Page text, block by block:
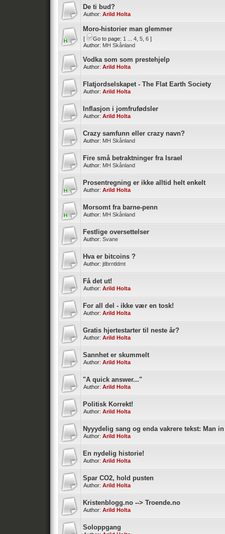
De ti bud?
Author: Arild Holta
Moro-historier man glemmer
[ Go to page: 1 4 5 6 ]
Author: MH Skånland
Vodka som som prestehjelp
Author: Arild Holta
Flatjordselskapet - The Flat Earth Society
Author: Arild Holta
Inflasjon i jomfrufødsler
Author: Arild Holta
Crazy samfunn eller crazy navn?
Author: MH Skånland
Fire små betraktninger fra Israel
Author: MH Skånland
Prosentregning er ikke alltid helt enkelt
Author: Arild Holta
Morsomt fra barne-penn
Author: MH Skånland
Festlige oversettelser
Author: Svane
Hva er bitcoins ?
Author: jtlbrntldmt
Få det ut!
Author: Arild Holta
For all del - ikke vær en tosk!
Author: Arild Holta
Gratis hjertestarter til neste år?
Author: Arild Holta
Sannhet er skummelt
Author: Arild Holta
"A quick answer..."
Author: Arild Holta
Politisk Korrekt!
Author: Arild Holta
Nyyydelig sang og enda vakrere tekst: Man
Author: Arild Holta
En nydelig historie!
Author: Arild Holta
Spar CO2, hold pusten
Author: Arild Holta
Kristenblogg.no --> Troende.no
Author: Arild Holta
Soloppgang